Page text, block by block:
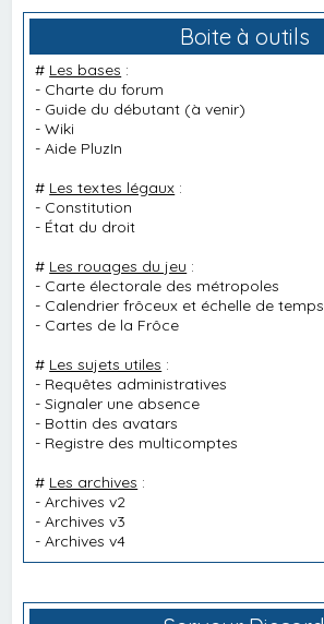
Boite à outils
# Les bases :
- Charte du forum
- Guide du débutant (à venir)
-Wiki
-Aide PluzIn
# Les textes légaux :
- Constitution
- État du droit
# Les rouages du jeu :
- Carte électorale des métropoles
- Calendrier frôceux et échelle de temps
- Cartes de la Frôce
# Les sujets utiles :
- Requêtes administratives
-Signaler une absence
- Bottin des avatars
- Registre des multicomptes
# Les archives :
-Archives v2
-Archives v3
-Archives v4